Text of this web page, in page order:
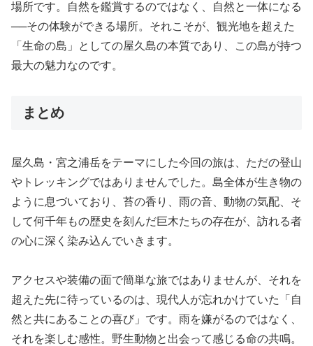
場所です。自然を鑑賞するのではなく、自然と一体になる
──その体験ができる場所。それこそが、観光地を超えた
「生命の島」としての屋久島の本質であり、この島が持つ
最大の魅力なのです。
まとめ
屋久島・宮之浦岳をテーマにした今回の旅は、ただの登山
やトレッキングではありませんでした。島全体が生き物の
ように息づいており、苔の香り、雨の音、動物の気配、そ
して何千年もの歴史を刻んだ巨木たちの存在が、訪れる者
の心に深く染み込んでいきます。
アクセスや装備の面で簡単な旅ではありませんが、それを
超えた先に待っているのは、現代人が忘れかけていた「自
然と共にあることの喜び」です。雨を嫌がるのではなく、
それを楽しむ感性。野生動物と出会って感じる命の共鳴。